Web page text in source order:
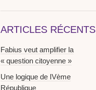
ARTICLES RÉCENTS
Fabius veut amplifier la
« question citoyenne »
Une logique de IVème
République